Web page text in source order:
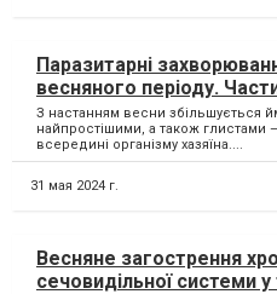
Паразитарні
весняного періоду.
З настанням весни збільшується
найпростішими, а також глистами
всередині організму хазяїна....
31 мая 2024 г.
Весняне загострення
сечовидільної системи у